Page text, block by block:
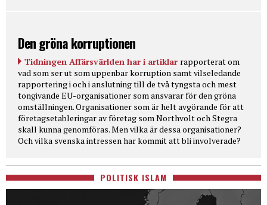
Den gröna korruptionen
Tidningen Affärsvärlden har i artiklar rapporterat om
vad som ser ut som uppenbar korruption samt vilseledande
rapportering i och i anslutning till de två tyngsta och mest
tongivande EU-organisationer som ansvarar för den gröna
omställningen. Organisationer som är helt avgörande för att
företagsetableringar av företag som Northvolt och Stegra
skall kunna genomföras. Men vilka är dessa organisationer?
Och vilka svenska intressen har kommit att bli involverade?
POLITISK ISLAM